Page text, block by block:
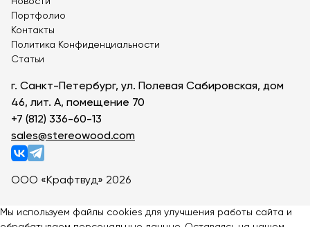
Большие игровые комплексы для детей
Детский игровой комплекс с горкой
Детский игровой комплекс Башня
Портфолио
Контакты
Политика Конфиденциальности
Статьи
г. Санкт-Петербург, ул. Полевая Сабировская, дом
46, лит. А, помещение 70
+7 (812) 336-60-13
sales@stereowood.com
ООО «Крафтвуд» 2026
Мы используем файлы cookies для улучшения работы сайта и